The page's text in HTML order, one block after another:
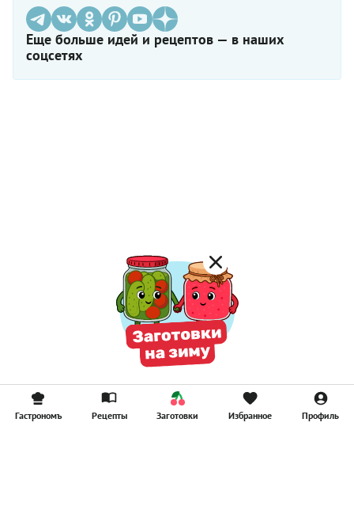
Еще больше идей и рецептов — в наших
соцсетях
Гастрономъ Рецепты Заготовки Избранное Профиль